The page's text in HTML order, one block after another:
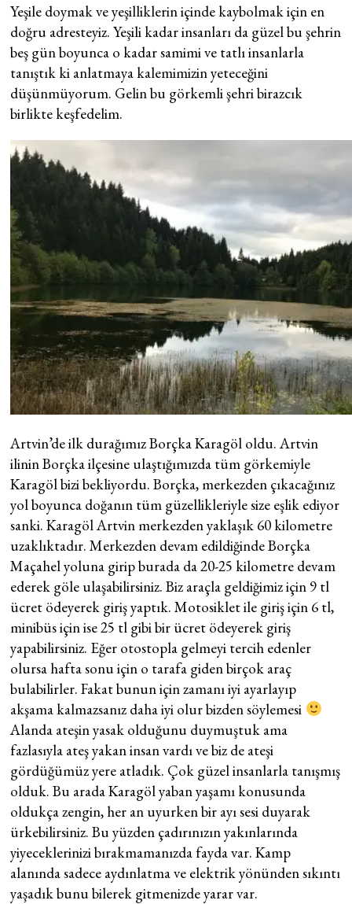
Yeşile doymak ve yeşilliklerin içinde kaybolmak için en
doğru adresteyiz. Yeşili kadar insanları da güzel bu şehrin
beş gün boyunca o kadar samimi ve tatlı insanlarla
tanıştık ki anlatmaya kalemimizin yeteceğini
düşünmüyorum. Gelin bu görkemli şehri birazcık
birlikte keşfedelim.
Artvin’de ilk durağımız Borçka Karagöl oldu. Artvin
ilinin Borçka ilçesine ulaştığımızda tüm görkemiyle
Karagöl bizi bekliyordu. Borçka, merkezden çıkacağınız
yol boyunca doğanın tüm güzellikleriyle size eşlik ediyor
sanki. Karagöl Artvin merkezden yaklaşık 60 kilometre
uzaklıktadır. Merkezden devam edildiğinde Borçka
Maçahel yoluna girip burada da 20-25 kilometre devam
ederek göle ulaşabilirsiniz. Biz araçla geldiğimiz için 9 tl
ücret ödeyerek giriş yaptık. Motosiklet ile giriş için 6 tl,
minibüs için ise 25 tl gibi bir ücret ödeyerek giriş
yapabilirsiniz. Eğer otostopla gelmeyi tercih edenler
olursa hafta sonu için o tarafa giden birçok araç
bulabilirler. Fakat bunun için zamanı iyi ayarlayıp
akşama kalmazsanız daha iyi olur bizden söylemesi
Alanda ateşin yasak olduğunu duymuştuk ama
fazlasıyla ateş yakan insan vardı ve biz de ateşi
gördüğümüz yere atladık. Çok güzel insanlarla tanışmış
olduk. Bu arada Karagöl yaban yaşamı konusunda
oldukça zengin, her an uyurken bir ayı sesi duyarak
ürkebilirsiniz. Bu yüzden çadırınızın yakınlarında
yiyeceklerinizi bırakmamanızda fayda var. Kamp
alanında sadece aydınlatma ve elektrik yönünden sıkıntı
yaşadık bunu bilerek gitmenizde yarar var.